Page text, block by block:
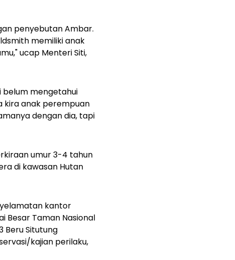
penyebutan Ambar.
memiliki anak
ucap Menteri Siti,
belum mengetahui
kira anak perempuan
dengan dia, tapi
umur 3-4 tahun
di kawasan Hutan
kantor
Besar Taman Nasional
Beru Situtung
kajian perilaku,